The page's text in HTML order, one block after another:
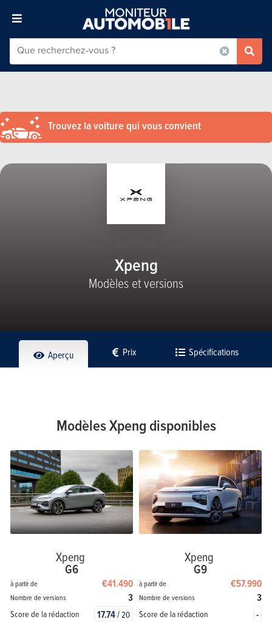
Trouvez la voiture qui vous convient
Xpeng
Modèles et versions
Aperçu Prix Spécifications
Modèles Xpeng disponibles
Xpeng
G6
à partir de €41.490
Nombre de versions 3
Score de la rédaction 17.74/20
Xpeng
G9
à partir de €57.990
Nombre de versions 3
Score de la rédaction -